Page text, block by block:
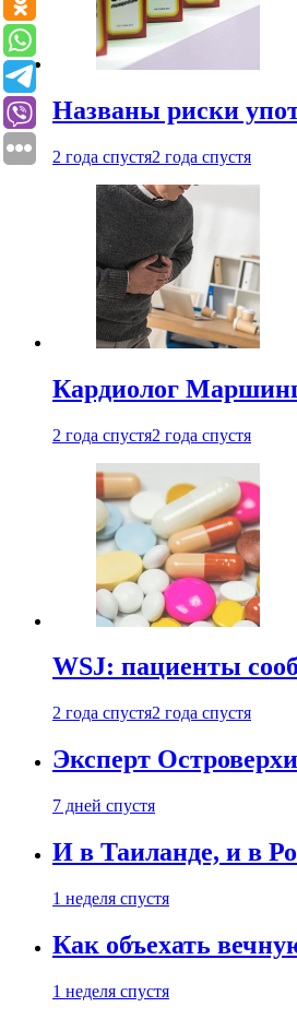
Названы риски
2 года спустя2 года спустя
Кардиолог
2 года спустя2 года спустя
WSJ: пациенты
2 года спустя2 года спустя
Эксперт
7 дней спустя
И в Таиланде, и в
1 неделя спустя
Как объехать
1 неделя спустя